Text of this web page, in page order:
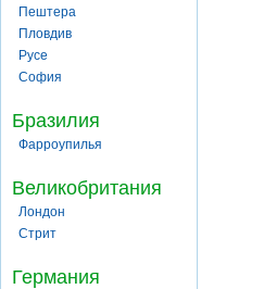
Пештера
Пловдив
Русе
София
Бразилия
Фарроупилья
Великобритания
Лондон
Стрит
Германия